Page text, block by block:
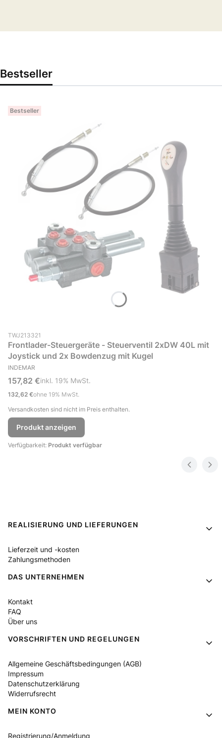
Bestseller
Bestseller
Produktcode (SKU)
TWJ213321
Frontlader-Steuergeräte - Steuerventil 2xDW 40L mit
Joystick und 2x Bowdenzug mit Kugel
HERSTELLER
INDEMAR
Bruttopreis
157,82 €inkl. %s MwSt.
inkl. 19% MwSt.
Nettopreis
132,62 €ohne 19% MwSt.
Versandkosten sind nicht im Preis enthalten.
Produkt anzeigen
Verfügbarkeit: Produkt verfügbar
Fußzeilenmenü
REALISIERUNG UND LIEFERUNGEN
Lieferzeit und -kosten
Zahlungsmethoden
DAS UNTERNEHMEN
Kontakt
FAQ
Über uns
VORSCHRIFTEN UND REGELUNGEN
Allgemeine Geschäftsbedingungen (AGB)
Impressum
Datenschutzerklärung
Widerrufsrecht
MEIN KONTO
Registrierung/Anmeldung